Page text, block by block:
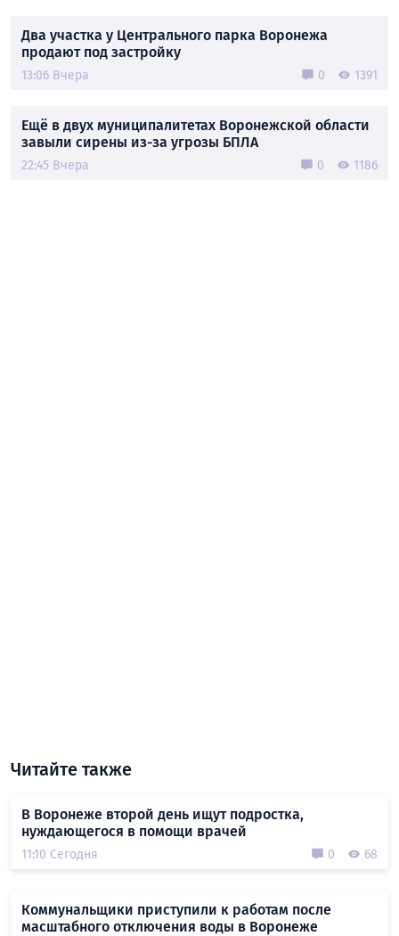
Два участка у Центрального парка Воронежа
продают под застройку
13:06 Вчера 0 1391
Ещё в двух муниципалитетах Воронежской области
завыли сирены из-за угрозы БПЛА
22:45 Вчера 0 1186
Читайте также
В Воронеже второй день ищут подростка,
нуждающегося в помощи врачей
11:10 Сегодня 0 68
Коммунальщики приступили к работам после
масштабного отключения воды в Воронеже